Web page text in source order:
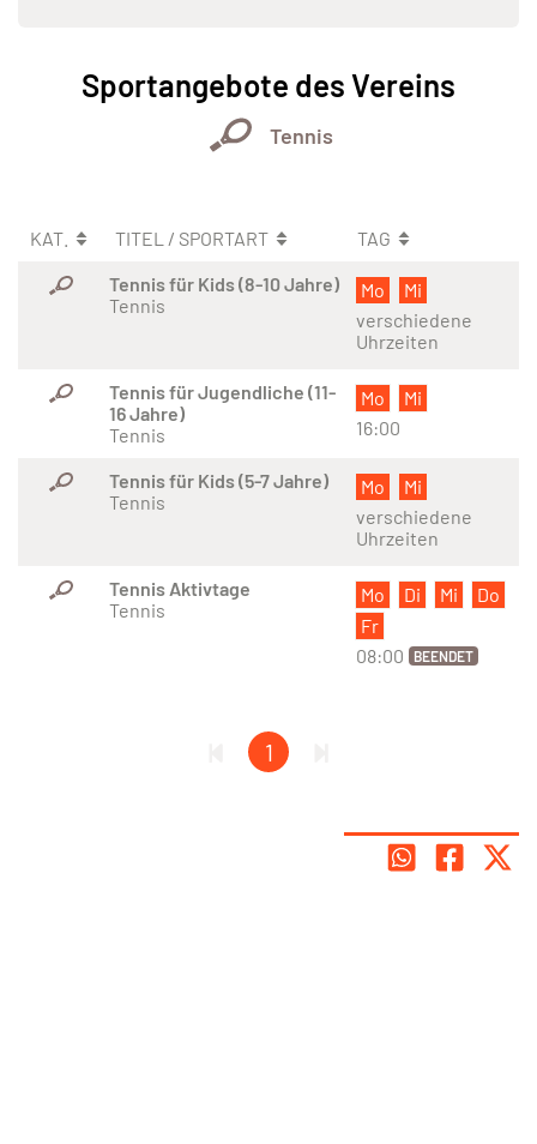
Sportangebote des Vereins
Tennis
KAT. TITEL / SPORTART
TAG
Tennis für Kids (8-10 Jahre)
Tennis
Mo
Mi
verschiedene
Uhrzeiten
Tennis für Jugendliche (11-
16 Jahre)
Tennis
Mo
Mi
16:00
Tennis für Kids (5-7 Jahre)
Tennis
Mo
Mi
verschiedene
Uhrzeiten
Tennis Aktivtage
Tennis
Mo Di Mi
Do
Fr
08:00
BEENDET
1